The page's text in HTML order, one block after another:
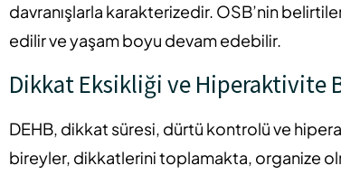
davranışlarla karakterizedir. OSB’nin
edilir ve yaşam boyu devam edebilir.
Dikkat Eksikliği ve Hiperaktivite
DEHB, dikkat süresi, dürtü kontrolü ve
bireyler, dikkatlerini toplamakta, organize